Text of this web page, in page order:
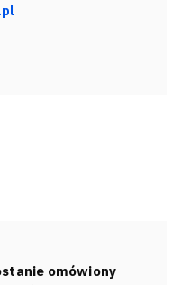
omówiony